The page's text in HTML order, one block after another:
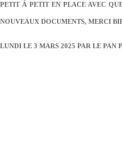
PETIT À PETIT EN PLACE AVEC
NOUVEAUX DOCUMENTS, MERCI
LUNDI LE 3 MARS 2025 PAR LE PAN